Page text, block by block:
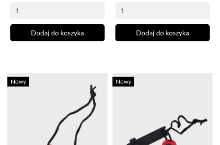
Dodaj do koszyka Dodaj do koszyka
Nowy Nowy